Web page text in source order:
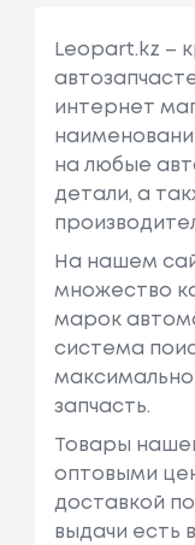
Leopart.kz –
интернет
на любые
детали, а
На нашем
множество
марок
система
запчасть.
Товары
оптовыми
доставкой
выдачи есть